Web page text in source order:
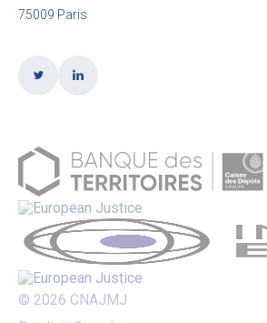
75009 Paris
© 2026 CNAJMJ